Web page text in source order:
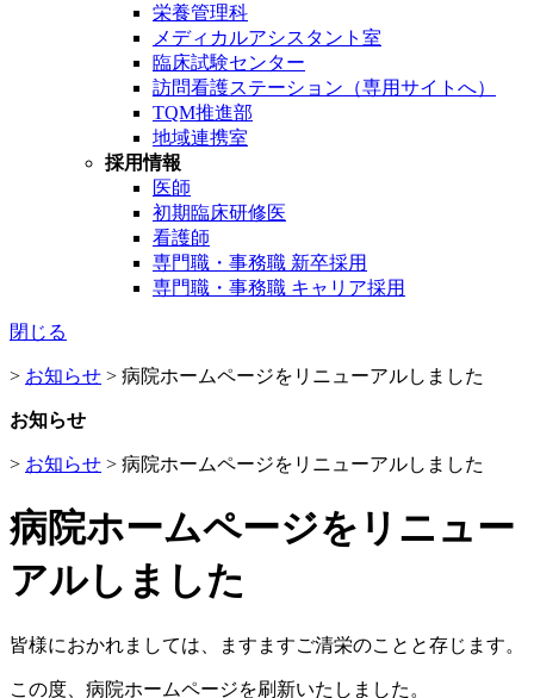
栄養管理科
メディカルアシスタント室
臨床試験センター
訪問看護ステーション（専用サイトへ）
TQM推進部
地域連携室
採用情報
医師
初期臨床研修医
看護師
専門職・事務職 新卒採用
専門職・事務職 キャリア採用
閉じる
> お知らせ > 病院ホームページをリニューアルしました
お知らせ
> お知らせ > 病院ホームページをリニューアルしました
病院ホームページをリニュー
アルしました
皆様におかれましては、ますますご清栄のことと存じます。
この度、病院ホームページを刷新いたしました。